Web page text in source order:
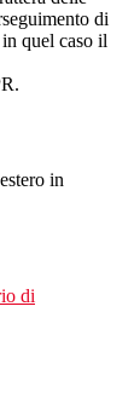
di
quel caso il
in
di